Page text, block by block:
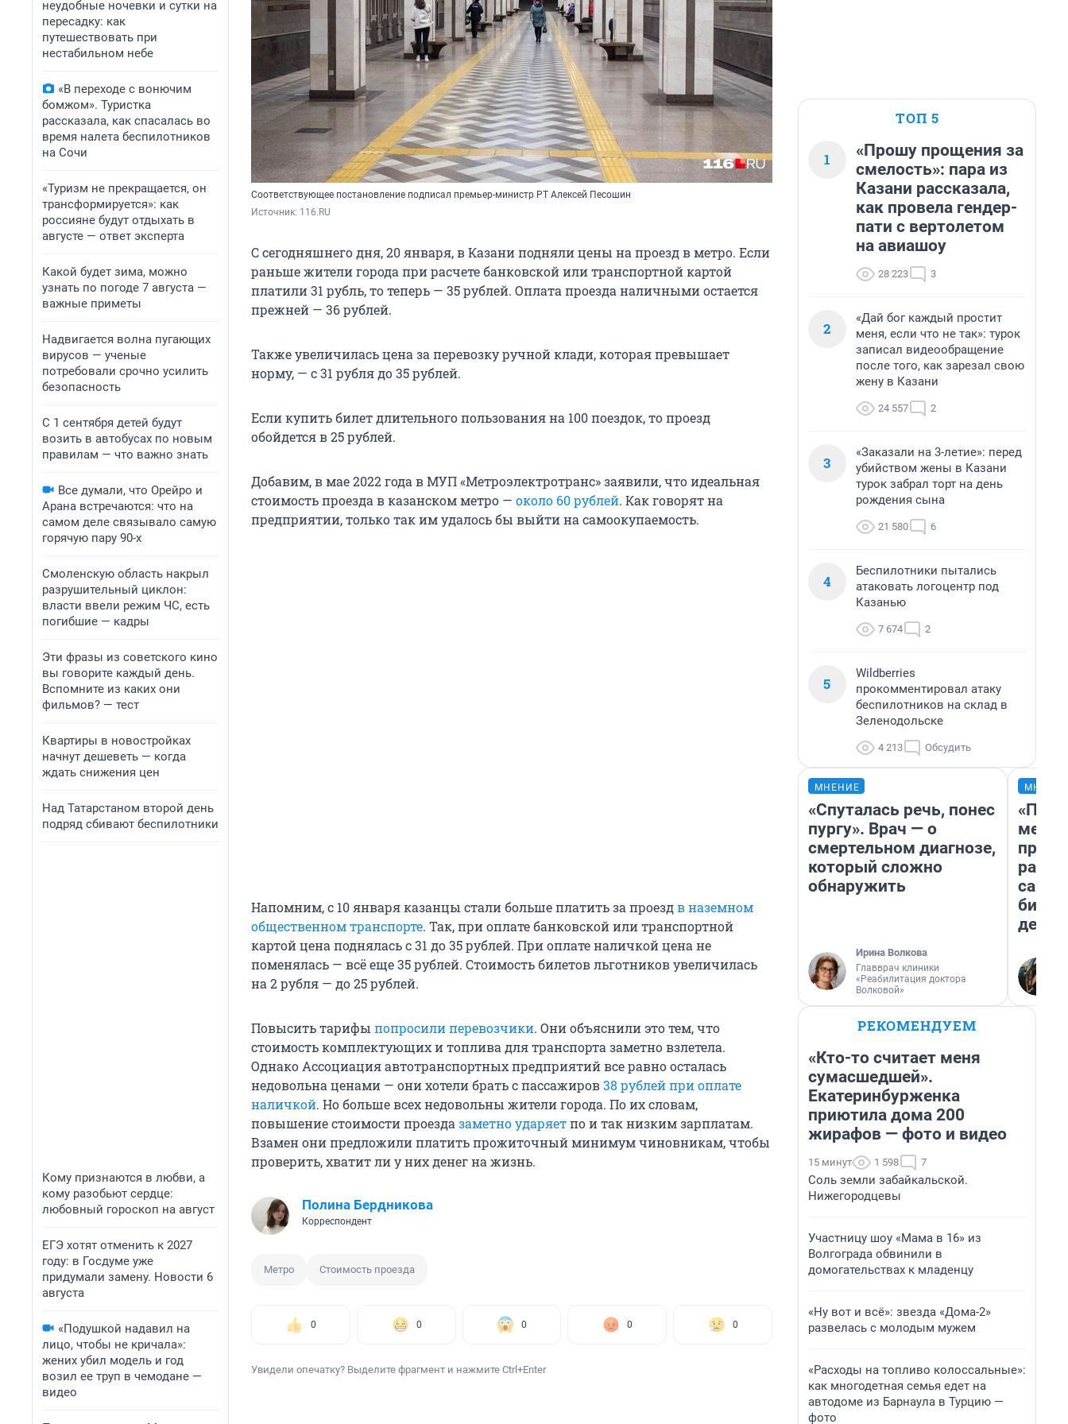
неудобные ночевки и сутки на
пересадку: как
путешествовать при
нестабильном небе
«В переходе с вонючим
бомжом». Туристка
рассказала, как спасалась во
время налета беспилотников
на Сочи
«Туризм не прекращается, он
трансформируется»: как
россияне будут отдыхать в
августе — ответ эксперта
Какой будет зима, можно
узнать по погоде 7 августа —
важные приметы
Надвигается волна пугающих
вирусов — ученые
потребовали срочно усилить
безопасность
С 1 сентября детей будут
возить в автобусах по новым
правилам — что важно знать
Все думали, что Орейро и
Арана встречаются: что на
самом деле связывало самую
горячую пару 90-х
Смоленскую область накрыл
разрушительный циклон:
власти ввели режим ЧС, есть
погибшие — кадры
Эти фразы из советского кино
вы говорите каждый день.
Вспомните из каких они
фильмов? — тест
Квартиры в новостройках
начнут дешеветь — когда
ждать снижения цен
Над Татарстаном второй день
подряд сбивают беспилотники
Кому признаются в любви, а
кому разобьют сердце:
любовный гороскоп на август
ЕГЭ хотят отменить к 2027
году: в Госдуме уже
придумали замену. Новости 6
августа
«Подушкой надавил на
лицо, чтобы не кричала»:
жених убил модель и год
возил ее труп в чемодане —
видео
Соответствующее постановление подписал премьер-министр РТ Алексей Песошин
Источник: 116.RU
С сегодняшнего дня, 20 января, в Казани подняли цены на проезд в метро. Если
раньше жители города при расчете банковской или транспортной картой
платили 31 рубль, то теперь — 35 рублей. Оплата проезда наличными остается
прежней — 36 рублей.
Также увеличилась цена за перевозку ручной клади, которая превышает
норму, — с 31 рубля до 35 рублей.
Если купить билет длительного пользования на 100 поездок, то проезд
обойдется в 25 рублей.
Добавим, в мае 2022 года в МУП «Метроэлектротранс» заявили, что идеальная
стоимость проезда в казанском метро — около 60 рублей. Как говорят на
предприятии, только так им удалось бы выйти на самоокупаемость.
Напомним, с 10 января казанцы стали больше платить за проездв наземном
общественном транспорте. Так, при оплате банковской или транспортной
картой цена поднялась с 31 до 35 рублей. При оплате наличкой цена не
поменялась — всё еще 35 рублей. Стоимость билетов льготников увеличилась
на 2 рубля — до 25 рублей.
Повысить тарифы попросили перевозчики. Они объяснили это тем, что
стоимость комплектующих и топлива для транспорта заметно взлетела.
Однако Ассоциация автотранспортных предприятий все равно осталась
недовольна ценами — они хотели брать с пассажиров38 рублей при оплате
наличкой. Но больше всех недовольны жители города. По их словам,
повышение стоимости проезда заметно ударяетпо и так низким зарплатам.
Взамен они предложили платить прожиточный минимум чиновникам, чтобы
проверить, хватит ли у них денег на жизнь.
Полина Бердникова
Корреспондент
Метро Стоимость проезда
0 0 0 0 0
Увидели опечатку? Выделите фрагмент и нажмите Ctrl+Enter
ТОП 5
1
«Прошу прощения за
смелость»: пара из
Казани рассказала,
как провела гендер-
пати с вертолетом
на авиашоу
28 223 3
2
«Дай бог каждый простит
меня, если что не так»: турок
записал видеообращение
после того, как зарезал свою
жену в Казани
24 557 2
3
«Заказали на 3-летие»: перед
убийством жены в Казани
турок забрал торт на день
рождения сына
21 580 6
4
Беспилотники пытались
атаковать логоцентр под
Казанью
7 674 2
5
Wildberries
прокомментировал атаку
беспилотников на склад в
Зеленодольске
4 213 Обсудить
МНЕНИЕ
«Спуталась речь, понес
пургу». Врач — о
смертельном диагнозе,
который сложно
обнаружить
Ирина Волкова
Главврач клиники
«Реабилитация доктора
Волковой»
РЕКОМЕНДУЕМ
«Кто-то считает меня
сумасшедшей».
Екатеринбурженка
приютила дома 200
жирафов — фото и видео
15 минут 1 598 7
Соль земли забайкальской.
Нижегородцевы
Участницу шоу «Мама в 16» из
Волгограда обвинили в
домогательствах к младенцу
«Ну вот и всё»: звезда «Дома-2»
развелась с молодым мужем
«Расходы на топливо колоссальные»:
как многодетная семья едет на
автодоме из Барнаула в Турцию —
фото